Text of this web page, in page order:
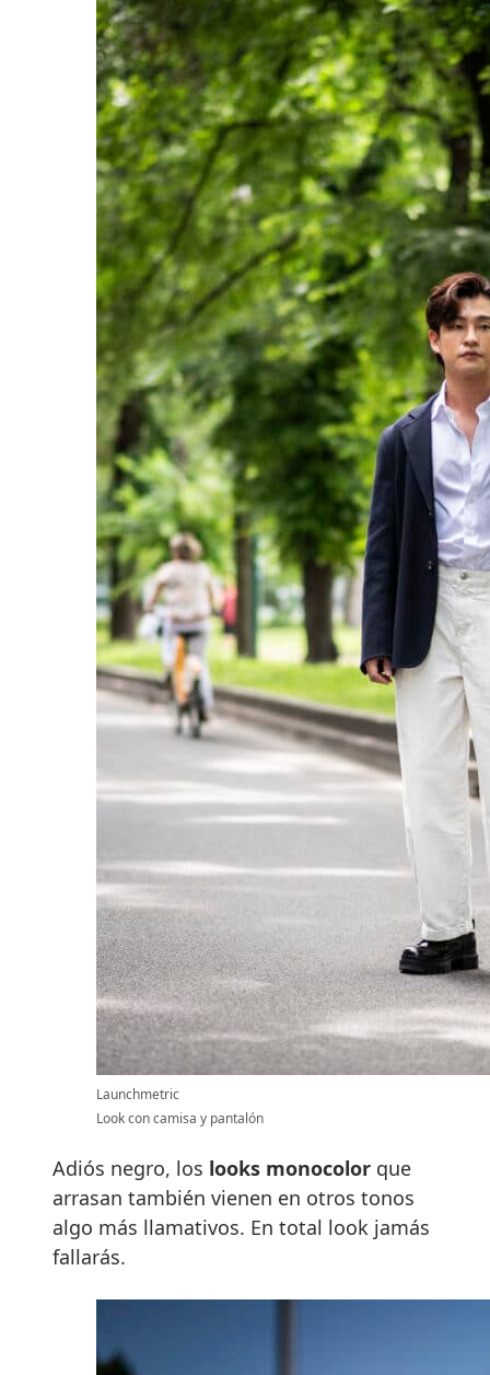
Launchmetric
Look con camisa y pantalón
Adiós negro, los looks monocolor que
arrasan también vienen en otros tonos
algo más llamativos. En total look jamás
fallarás.